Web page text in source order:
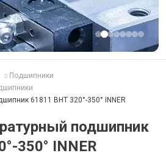
Подшипники
61811 BHT 320°-350° INNER
подшипник
350° INNER